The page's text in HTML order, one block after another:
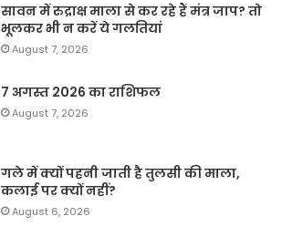
सावन में रुद्राक्ष माला से कर रहे हैं मंत्र जाप? तो
भूलकर भी न करें ये गलतियां
August 7, 2026
7 अगस्त 2026 का राशिफल
August 7, 2026
गले में क्यों पहनी जाती है तुलसी की माला,
कलाई पर क्यों नहीं?
August 6, 2026